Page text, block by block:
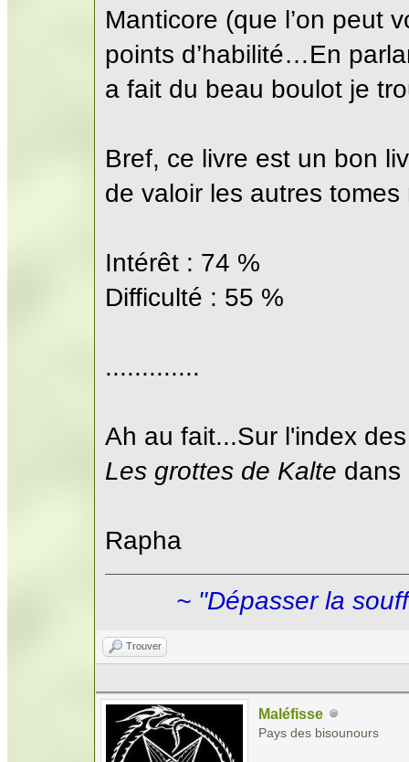
Manticore (que l’on peut
points d’habilité…En
a fait du beau boulot je
Bref, ce livre est un bon
de valoir les autres tomes
Intérêt : 74 %
Difficulté : 55 %
.............
Ah au fait...Sur l'index
Les grottes de Kalte dans
Rapha
~ "Dépasser la
Trouver
Maléfisse
Pays des bisounours